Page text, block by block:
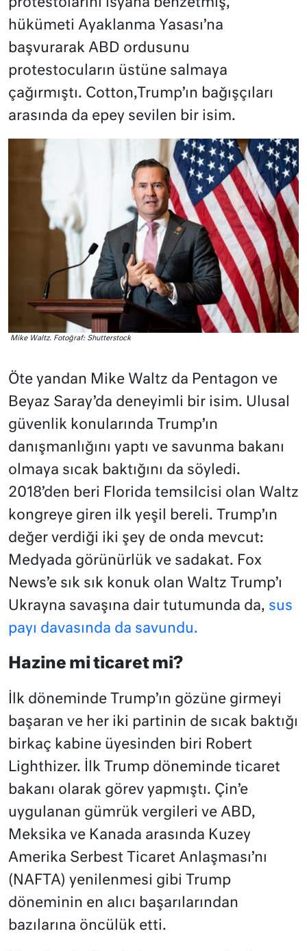
protestolarını isyana benzetmiş,
hükümeti Ayaklanma Yasası’na
başvurarak ABD ordusunu
protestocuların üstüne salmaya
çağırmıştı. Cotton,Trump’ın bağışçıları
arasında da epey sevilen bir isim.
Mike Waltz. Fotoğraf: Shutterstock
Öte yandan Mike Waltz da Pentagon ve
Beyaz Saray’da deneyimli bir isim. Ulusal
güvenlik konularında Trump’ın
danışmanlığını yaptı ve savunma bakanı
olmaya sıcak baktığını da söyledi.
2018’den beri Florida temsilcisi olan Waltz
kongreye giren ilk yeşil bereli. Trump’ın
değer verdiği iki şey de onda mevcut:
Medyada görünürlük ve sadakat. Fox
News’e sık sık konuk olan Waltz Trump’ı
Ukrayna savaşına dair tutumunda da, sus
payı davasında da savundu.
Hazine mi ticaret mi?
İlk döneminde Trump’ın gözüne girmeyi
başaran ve her iki partinin de sıcak baktığı
birkaç kabine üyesinden biri Robert
Lighthizer. İlk Trump döneminde ticaret
bakanı olarak görev yapmıştı. Çin’e
uygulanan gümrük vergileri ve ABD,
Meksika ve Kanada arasında Kuzey
Amerika Serbest Ticaret Anlaşması’nı
(NAFTA) yenilenmesi gibi Trump
döneminin en alıcı başarılarından
bazılarına öncülük etti.